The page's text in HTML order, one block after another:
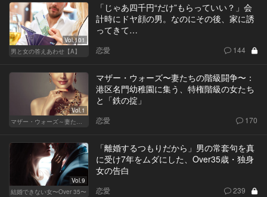
Vol.101
男と女の答えあわせ【A】
「じゃあ四千円“だけ”もらっていい？」会
計時にドヤ顔の男。なのにその後、家に誘
ってきて…
恋愛 144
Vol.1
マザー・ウォーズ～妻たちの階級闘争～
マザー・ウォーズ〜妻たちの階級闘争〜：
港区名門幼稚園に集う、特権階級の女たち
と「鉄の掟」
恋愛 170
Vol.9
結婚できない女〜Over 35〜
「離婚するつもりだから」男の常套句を真
に受け7年をムダにした、Over35歳・独身
女の告白
恋愛 239